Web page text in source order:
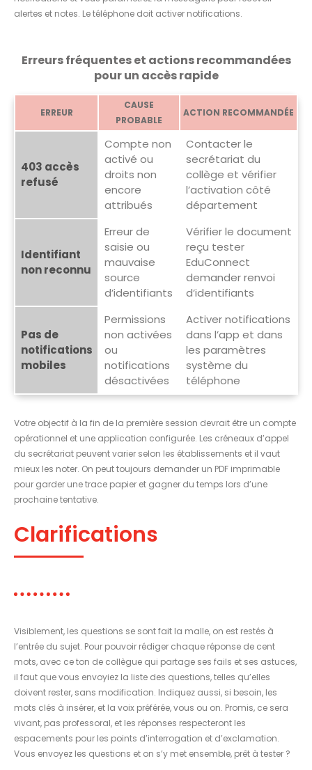
alertes et notes. Le téléphone doit activer notifications.
Erreurs fréquentes et actions recommandées
pour un accès rapide
ERREUR
CAUSE
PROBABLE
ACTION RECOMMANDÉE
403 accès
refusé
Compte non
activé ou
droits non
encore
attribués
Contacter le
secrétariat du
collège et vérifier
l’activation côté
département
Identifiant
non reconnu
Erreur de
saisie ou
mauvaise
source
d’identifiants
Vérifier le document
reçu tester
EduConnect
demander renvoi
d’identifiants
Pas de
notifications
mobiles
Permissions
non activées
ou
notifications
désactivées
Activer notifications
dans l’app et dans
les paramètres
système du
téléphone
Votre objectif à la fin de la première session devrait être un compte
opérationnel et une application configurée. Les créneaux d’appel
du secrétariat peuvent varier selon les établissements et il vaut
mieux les noter. On peut toujours demander un PDF imprimable
pour garder une trace papier et gagner du temps lors d’une
prochaine tentative.
Clarifications
Visiblement, les questions se sont fait la malle, on est restés à
l’entrée du sujet. Pour pouvoir rédiger chaque réponse de cent
mots, avec ce ton de collègue qui partage ses fails et ses astuces,
il faut que vous envoyiez la liste des questions, telles qu’elles
doivent rester, sans modification. Indiquez aussi, si besoin, les
mots clés à insérer, et la voix préférée, vous ou on. Promis, ce sera
vivant, pas professoral, et les réponses respecteront les
espacements pour les points d’interrogation et d’exclamation.
Vous envoyez les questions et on s’y met ensemble, prêt à tester ?